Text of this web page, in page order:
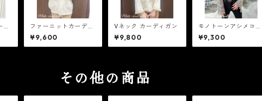
コ
ファーニットカーディ
ガン
¥9,600
Vネック カーディガン
¥9,800
モノトーンアシメコー
ト
¥9,300
その他の商品